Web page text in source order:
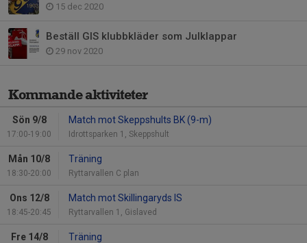
15 dec 2020
Beställ GIS klubbkläder som Julklappar
29 nov 2020
Kommande aktiviteter
Sön 9/8
17:00-19:00
Match mot Skeppshults BK (9-m)
Idrottsparken 1, Skeppshult
Mån 10/8
18:30-20:00
Träning
Ryttarvallen C plan
Ons 12/8
18:45-20:45
Match mot Skillingaryds IS
Ryttarvallen 1, Gislaved
Fre 14/8 Träning